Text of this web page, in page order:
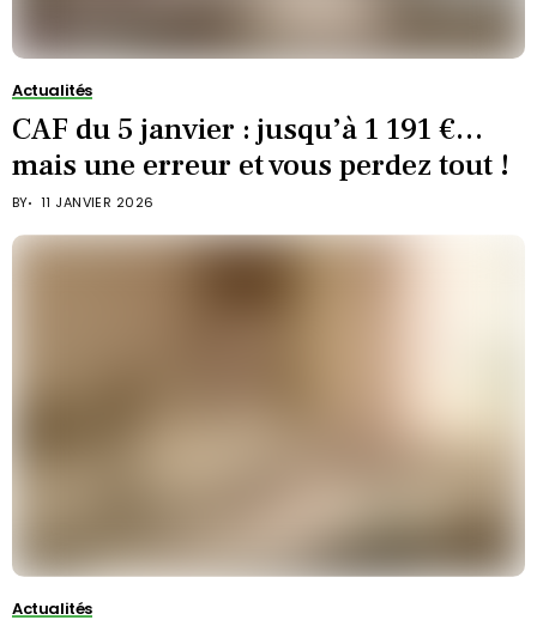
Actualités
CAF du 5 janvier : jusqu’à 1 191 €…
mais une erreur et vous perdez tout !
BY 11 JANVIER 2026
Actualités